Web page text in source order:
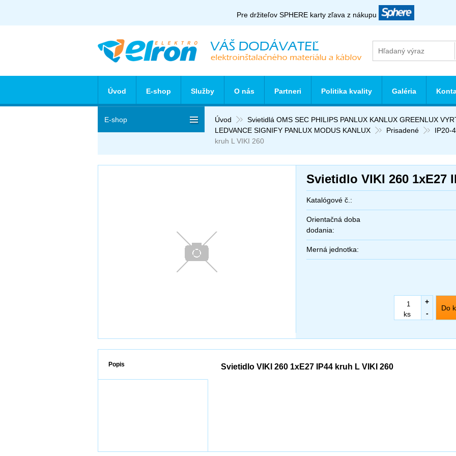
Pre držiteľov SPHERE karty zľava z nákupu
Úvod
Svietidlá OMS SEC PHILIPS PANLUX KANLUX GREENLUX
LEDVANCE SIGNIFY PANLUX MODUS KANLUX
Prisadené
IP20-
kruh L VIKI 260
Svietidlo VIKI 260 1xE27
Katalógové č.:
Orientačná doba
dodania:
Merná jednotka:
Do
-
ks
+
Popis Svietidlo VIKI 260 1xE27 IP44 kruh L VIKI 260
E-shop
Úvod E-shop Služby O nás Partneri Politika kvality Galéria